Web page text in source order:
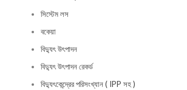
সিস্টেম লস
বকেয়া
বিদ্যুৎ উৎপাদন
বিদ্যুৎ উৎপাদন রেকর্ড
বিদ্যুৎকেন্দ্রের পরিসংখ্যান ( IPP সহ )